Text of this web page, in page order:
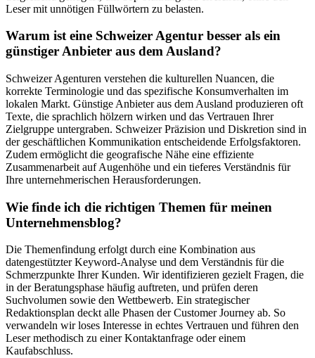
Leser mit unnötigen Füllwörtern zu belasten.
Warum ist eine Schweizer Agentur besser als ein
günstiger Anbieter aus dem Ausland?
Schweizer Agenturen verstehen die kulturellen Nuancen, die
korrekte Terminologie und das spezifische Konsumverhalten im
lokalen Markt. Günstige Anbieter aus dem Ausland produzieren oft
Texte, die sprachlich hölzern wirken und das Vertrauen Ihrer
Zielgruppe untergraben. Schweizer Präzision und Diskretion sind in
der geschäftlichen Kommunikation entscheidende Erfolgsfaktoren.
Zudem ermöglicht die geografische Nähe eine effiziente
Zusammenarbeit auf Augenhöhe und ein tieferes Verständnis für
Ihre unternehmerischen Herausforderungen.
Wie finde ich die richtigen Themen für meinen
Unternehmensblog?
Die Themenfindung erfolgt durch eine Kombination aus
datengestützter Keyword-Analyse und dem Verständnis für die
Schmerzpunkte Ihrer Kunden. Wir identifizieren gezielt Fragen, die
in der Beratungsphase häufig auftreten, und prüfen deren
Suchvolumen sowie den Wettbewerb. Ein strategischer
Redaktionsplan deckt alle Phasen der Customer Journey ab. So
verwandeln wir loses Interesse in echtes Vertrauen und führen den
Leser methodisch zu einer Kontaktanfrage oder einem
Kaufabschluss.